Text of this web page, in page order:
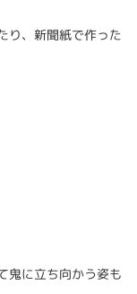
り、新聞紙で作った
鬼に立ち向かう姿も